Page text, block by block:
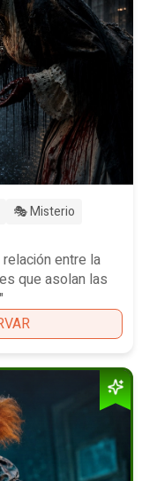
🎭 Misterio
entre la
que asolan las